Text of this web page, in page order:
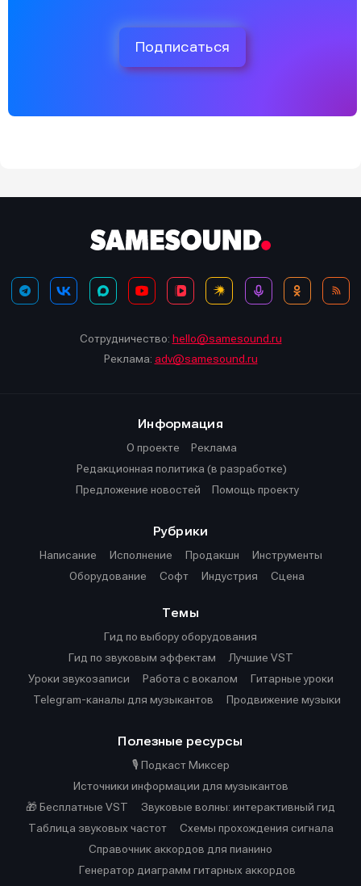
Подписаться
Сотрудничество: hello@samesound.ru
Реклама: adv@samesound.ru
Информация
О проекте
Реклама
Редакционная политика (в разработке)
Предложение новостей
Помощь проекту
Рубрики
Написание
Исполнение Продакшн
Инструменты
Оборудование
Софт Индустрия Сцена
Темы
Гид по выбору оборудования
Гид по звуковым эффектам
Лучшие VST
Уроки звукозаписи
Работа с вокалом
Гитарные уроки
Telegram-каналы для музыкантов
Продвижение музыки
Полезные ресурсы
🎙️ Подкаст Миксер
Источники информации для музыкантов
🎁 Бесплатные VST
Звуковые волны: интерактивный гид
Таблица звуковых частот
Cхемы прохождения сигнала
Справочник аккордов для пианино
Генератор диаграмм гитарных аккордов